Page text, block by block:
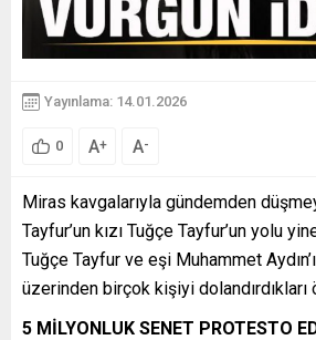
Yayınlama: 14.01.2026
0 A+ A-
Miras kavgalarıyla gündemden
Tayfur’un kızı Tuğçe Tayfur’un yolu
Tuğçe Tayfur ve eşi Muhammet
üzerinden birçok kişiyi dolandırdıkları
5 MİLYONLUK SENET PROTESTO